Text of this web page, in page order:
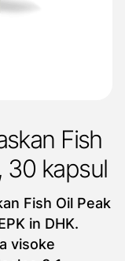
Fish
30 kapsul
Fish Oil Peak
in DHK.
visoke